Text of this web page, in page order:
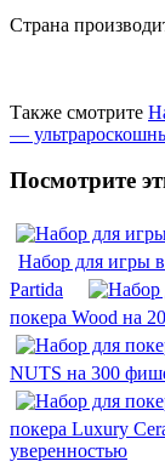
Страна
Также смотрите
—
Посмотрите
Набор для игры
Partida
покера Wood на
NUTS на 300
покера Luxury
уверенностью